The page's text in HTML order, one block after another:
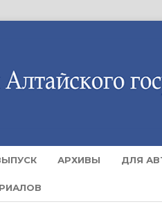
АРХИВЫ ДЛЯ